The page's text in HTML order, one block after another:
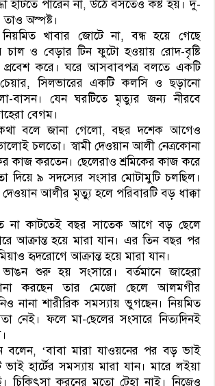
হাঁটতে পারেন না, উঠে বসতেও কষ্ট হয়। দু-
অস্পষ্ট।
খাবার জোটে না, বন্ধ হয়ে গেছে
চাল ও বেড়ার টিন ফুটো হওয়ায় রোদ-বৃষ্টি
করে। ঘরে আসবাবপত্র বলতে একটি
সিলভারের একটি কলসি ও ছড়ানো
বাসন। যেন ঘরটিতে মৃত্যুর জন্য নীরবে
বেগম।
কথা বলে জানা গেলো, বছর দশেক আগেও
চলতো। স্বামী দেওয়ান আলী নেত্রকোনা
কাজ করতেন। ছেলেরাও শ্রমিকের কাজ করে
৯ সদস্যের সংসার মোটামুটি চলছিল।
দেওয়ান আলীর মৃত্যু হলে পরিবারটি বড় ধাক্কা
না কাটতেই বছর সাতেক আগে বড় ছেলে
আক্রান্ত হয়ে মারা যান। এর তিন বছর পর
হৃদরোগে আক্রান্ত হয়ে মারা যান।
শুরু হয় সংসারে। বর্তমানে জাহেরা
করছেন তার মেজো ছেলে আলমগীর
নানা শারীরিক সমস্যায় ভুগছেন। নিয়মিত
নেই। ফলে মা-ছেলের সংসারে নিত্যদিনই
‘বাবা মারা যাওয়নের পর বড় ভাই
হার্টের সমস্যায় মারা যান। মারে লইয়া
করনের মতো টেহা নাই। নিজেও